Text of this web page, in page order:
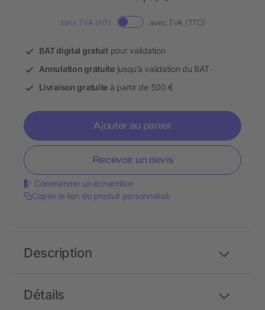
sans TVA (HT) avec TVA (TTC)
BAT digital gratuitpour validation
Annulation gratuitejusqu’à validation du BAT
Livraison gratuite à partir de 500 €
Ajouter au panier
Recevoir un devis
Commander un échantillon
Copier le lien du produit personnalisé
Détails
Description